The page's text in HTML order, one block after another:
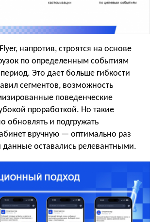
напротив, строятся на основе
по определенным событиям
Это дает больше гибкости
сегментов, возможность
поведенческие
проработкой. Но такие
обновлять и подгружать
вручную — оптимально раз
данные оставались релевантными.